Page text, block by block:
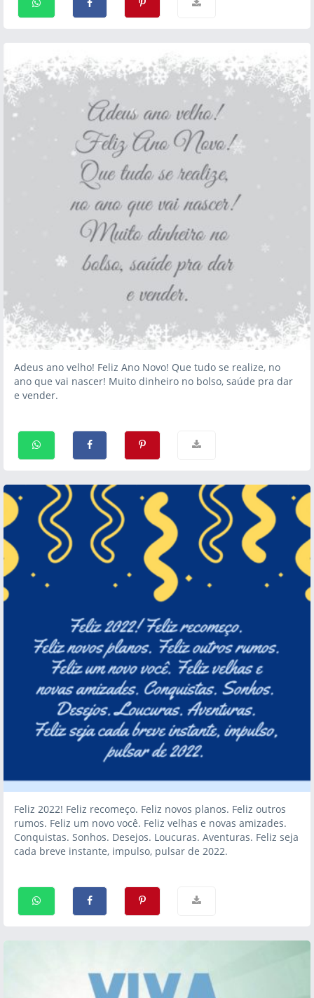
Adeus ano velho! Feliz Ano Novo! Que tudo se realize, no
ano que vai nascer! Muito dinheiro no bolso, saúde pra dar
e vender.
Feliz 2022! Feliz recomeço. Feliz novos planos. Feliz outros
rumos. Feliz um novo você. Feliz velhas e novas amizades.
Conquistas. Sonhos. Desejos. Loucuras. Aventuras. Feliz seja
cada breve instante, impulso, pulsar de 2022.